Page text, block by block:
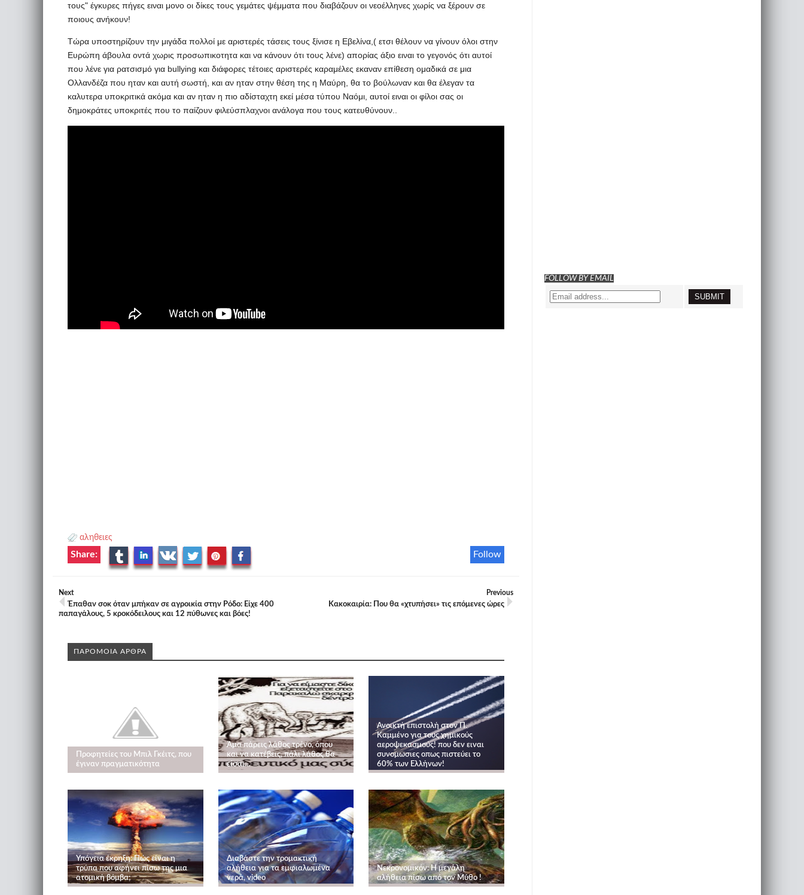
τους" έγκυρες πήγες ειναι μονο οι δίκες τους γεμάτες ψέμματα που διαβάζουν οι νεοέλληνες χωρίς να ξέρουν σε
ποιους ανήκουν!
Τώρα υποστηρίζουν την μιγάδα πολλοί με αριστερές τάσεις τους ξίνισε η Εβελίνα,( ετσι θέλουν να γίνουν όλοι στην
Ευρώπη άβουλα οντά χωρις προσωπικοτητα και να κάνουν ότι τους λένε) απορίας άξιο ειναι το γεγονός ότι αυτοί
που λένε για ρατσισμό για bullying και διάφορες τέτοιες αριστερές καραμέλες εκαναν επίθεση ομαδικά σε μια
Ολλανδέζα που ηταν και αυτή σωστή, και αν ηταν στην θέση της η Μαύρη, θα το βούλωναν και θα έλεγαν τα
καλυτερα υποκριτικά ακόμα και αν ηταν η πιο αδίσταχτη εκεί μέσα τύπου Ναόμι, αυτοί ειναι οι φίλοι σας οι
δημοκράτες υποκριτές που το παίζουν φιλεύσπλαχνοι ανάλογα που τους κατευθύνουν..
αληθειες
Follow
Share:
Next
Έπαθαν σοκ όταν μπήκαν σε αγροικία στην Ρόδο: Είχε 400
παπαγάλους, 5 κροκόδειλους και 12 πύθωνες και βόες!
Previous
Κακοκαιρία: Που θα «χτυπήσει» τις επόμενες ώρες
ΠΑΡΟΜΟΙΑ ΑΡΘΡΑ
Προφητείες του Μπιλ Γκέιτς, που
έγιναν πραγματικότητα
Άμα πάρεις λάθος τρένο, όπου
και να κατέβεις, πάλι λάθος θα
είσαι...
Ανοικτή επιστολή στον Π.
Καμμένο για τους χημικούς
αεροψεκασμούς! που δεν ειναι
συνομωσιες οπως πιστεύει το
60% των Ελλήνων!
Υπόγεια έκρηξη: Πώς είναι η
τρύπα που αφήνει πίσω της μια
ατομική βόμβα;
Διαβάστε την τρομακτική
αλήθεια για τα εμφιαλωμένα
νερά, video
Νεκρονομικόν: Η μεγάλη
αλήθεια πίσω από τον Μύθο !
FOLLOW BY EMAIL